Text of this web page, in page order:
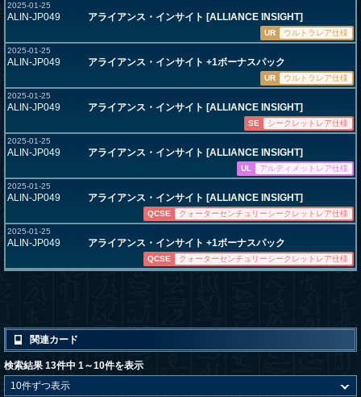
2025-01-25
ALIN-JP049 アライアンス・インサイト [ALLIANCE INSIGHT]
UR
ウルトラレア仕様
2025-01-25
ALIN-JP049 アライアンス・インサイト +1ボーナスパック
UR
ウルトラレア仕様
2025-01-25
ALIN-JP049 アライアンス・インサイト [ALLIANCE INSIGHT]
SE
シークレットレア仕様
2025-01-25
ALIN-JP049 アライアンス・インサイト [ALLIANCE INSIGHT]
UL
アルティメットレア仕様
2025-01-25
ALIN-JP049 アライアンス・インサイト [ALLIANCE INSIGHT]
QCSE
クォーターセンチュリーシークレットレア仕様
2025-01-25
ALIN-JP049 アライアンス・インサイト +1ボーナスパック
QCSE クォーターセンチュリーシークレットレア仕様
関連カード
検索結果 13件中 1～10件を表示